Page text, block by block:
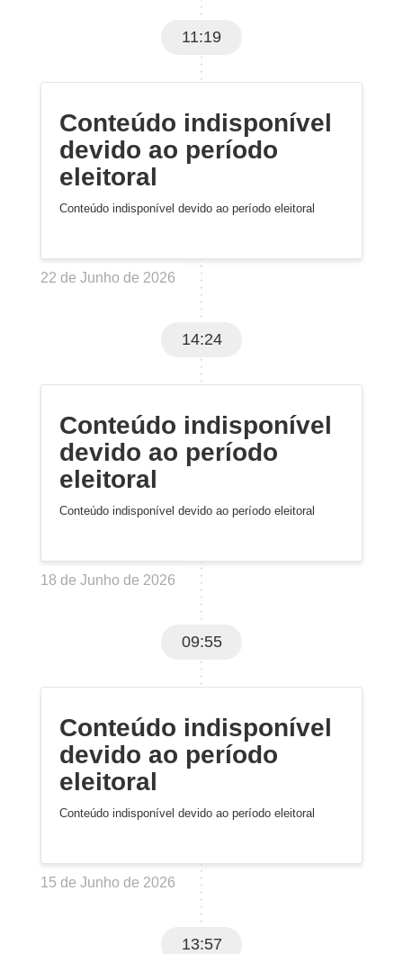
11:19
Conteúdo indisponível
devido ao período
eleitoral
Conteúdo indisponível devido ao período eleitoral
22 de Junho de 2026
14:24
Conteúdo indisponível
devido ao período
eleitoral
Conteúdo indisponível devido ao período eleitoral
18 de Junho de 2026
09:55
Conteúdo indisponível
devido ao período
eleitoral
Conteúdo indisponível devido ao período eleitoral
15 de Junho de 2026
13:57